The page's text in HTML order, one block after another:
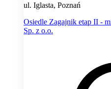
ul. Iglasta, Poznań
Osiedle Zagajnik etap II -
Sp. z o.o.